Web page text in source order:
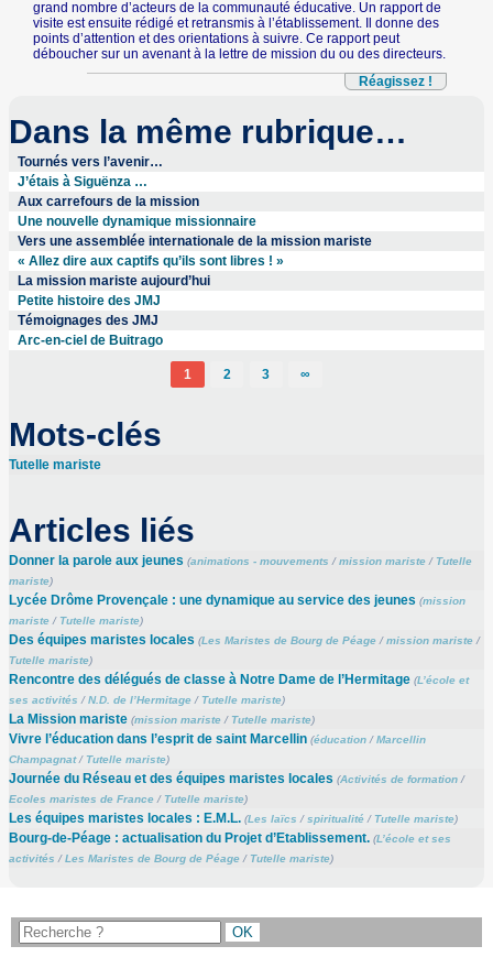
grand nombre d’acteurs de la communauté éducative. Un rapport de
visite est ensuite rédigé et retransmis à l’établissement. Il donne des
points d’attention et des orientations à suivre. Ce rapport peut
déboucher sur un avenant à la lettre de mission du ou des directeurs.
Réagissez !
Dans la même rubrique…
Tournés vers l’avenir…
J’étais à Siguënza …
Aux carrefours de la mission
Une nouvelle dynamique missionnaire
Vers une assemblée internationale de la mission mariste
« Allez dire aux captifs qu’ils sont libres ! »
La mission mariste aujourd’hui
Petite histoire des JMJ
Témoignages des JMJ
Arc-en-ciel de Buitrago
1 2 3 ∞
Mots-clés
Tutelle mariste
Articles liés
Donner la parole aux jeunes (animations - mouvements /mission mariste/ Tutelle
mariste)
Lycée Drôme Provençale : une dynamique au service des jeunes (mission
mariste/ Tutelle mariste)
Des équipes maristes locales (Les Maristes de Bourg de Péage/mission mariste/
Tutelle mariste)
Rencontre des délégués de classe à Notre Dame de l’Hermitage (L’école et
ses activités /N.D. de l’Hermitage/ Tutelle mariste)
La Mission mariste (mission mariste/ Tutelle mariste)
Vivre l’éducation dans l’esprit de saint Marcellin (éducation/Marcellin
Champagnat/ Tutelle mariste)
Journée du Réseau et des équipes maristes locales (Activités de formation/
Ecoles maristes de France/ Tutelle mariste)
Les équipes maristes locales : E.M.L. (Les laïcs /spiritualité/ Tutelle mariste)
Bourg-de-Péage : actualisation du Projet d’Etablissement. (L’école et ses
activités /Les Maristes de Bourg de Péage/ Tutelle mariste)